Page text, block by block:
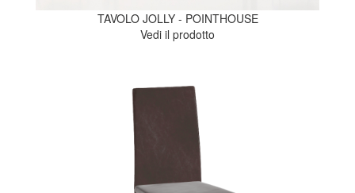
TAVOLO JOLLY - POINTHOUSE
Vedi il prodotto